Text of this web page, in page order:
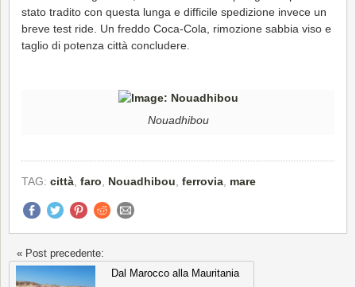
stato tradito con questa lunga e difficile spedizione invece un
breve test ride. Un freddo Coca-Cola, rimozione sabbia viso e
taglio di potenza città concludere.
Nouadhibou
TAG: città faro Nouadhibou ferrovia mare
« Post precedente:
Dal Marocco alla Mauritania